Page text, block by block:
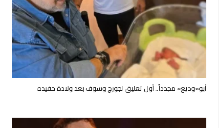
أبو«وديع» مجدداً.. أول تعليق لجورج وسوف بعد ولادة حفيده